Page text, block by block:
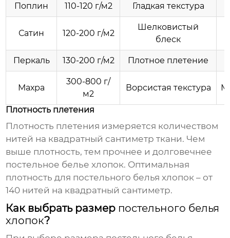
Поплин 110-120 г/м2 Гладкая текстура
Сатин 120-200 г/м2
Шелковистый
блеск
Перкаль 130-200 г/м2 Плотное плетение
Махра
300-800 г/
м2
Ворсистая текстура
Плотность плетения
Плотность плетения измеряется количеством
нитей на квадратный сантиметр ткани. Чем
выше плотность, тем прочнее и долговечнее
постельное белье хлопок. Оптимальная
плотность для постельного белья хлопок – от
140 нитей на квадратный сантиметр.
Как выбрать размер постельного белья
хлопок?